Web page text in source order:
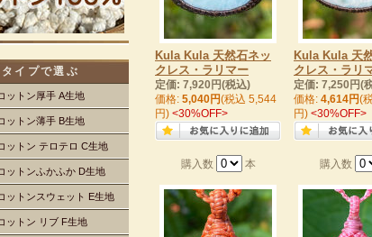
イプで選ぶ
ットン厚手 A生地
ットン薄手 B生地
ットン テロテロ C生地
ットンふかふか D生地
ットンスウェット E生地
ットン リブ F生地
Kula Kula 天然石ネッ
クレス・ラリマー
定価: 7,920円(税込)
価格: 5,040円(税込 5,544
円) <30%OFF>
購入数 本
Kula Kula 天
クレス・ラリ
定価: 7,250円(
価格: 4,614円(
円) <30%OFF>
購入数